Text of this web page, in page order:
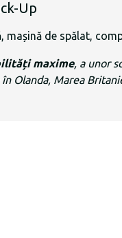
Up
de spălat,
maxime, a unor
Olanda, Marea